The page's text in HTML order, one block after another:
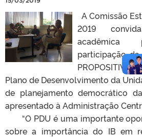
A Comissão
2019
participação
PROPOSITIVA
Plano de Desenvolvimento da
de planejamento democrático
apresentado à Administração
“O PDU é uma importante
sobre a importância do IB em